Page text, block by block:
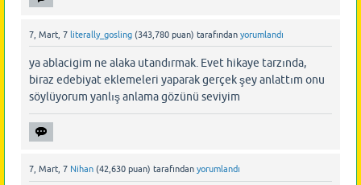
7, Mart, 7 literally_gosling (343,780 puan) tarafından yorumlandı
ya ablacigim ne alaka utandırmak. Evet hikaye tarzında,
biraz edebiyat eklemeleri yaparak gerçek şey anlattım onu
söylüyorum yanlış anlama gözünü seviyim
7, Mart, 7 Nihan (42,630 puan) tarafından yorumlandı